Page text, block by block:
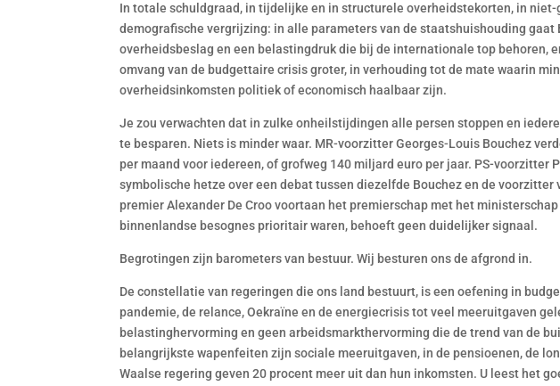
In totale schuldgraad, in tijdelijke en in structurele overheidstekorten, in
demografische vergrijzing: in alle parameters van de staatshuishouding gaat
overheidsbeslag en een belastingdruk die bij de internationale top behoren,
omvang van de budgettaire crisis groter, in verhouding tot de mate waarin
overheidsinkomsten politiek of economisch haalbaar zijn.
Je zou verwachten dat in zulke onheilstijdingen alle persen stoppen en
te besparen. Niets is minder waar. MR-voorzitter Georges-Louis Bouchez
per maand voor iedereen, of grofweg 140 miljard euro per jaar. PS-voorzitter
symbolische hetze over een debat tussen diezelfde Bouchez en de
premier Alexander De Croo voortaan het premierschap met het
binnenlandse besognes prioritair waren, behoeft geen duidelijker signaal.
Begrotingen zijn barometers van bestuur. Wij besturen ons de afgrond in.
De constellatie van regeringen die ons land bestuurt, is een oefening in
pandemie, de relance, Oekraïne en de energiecrisis tot veel meeruitgaven
belastinghervorming en geen arbeidsmarkthervorming die de trend van de
belangrijkste wapenfeiten zijn sociale meeruitgaven, in de pensioenen, de
Waalse regering geven 20 procent meer uit dan hun inkomsten. U leest het